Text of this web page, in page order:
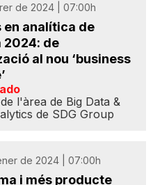
de 2024 | 07:00h
en analítica de
2024: de
al nou ‘business
l'àrea de Big Data &
de SDG Group
de 2024 | 07:00h
i més producte